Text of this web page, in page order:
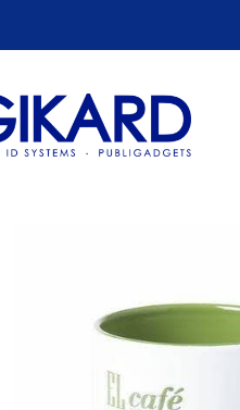
KULMER